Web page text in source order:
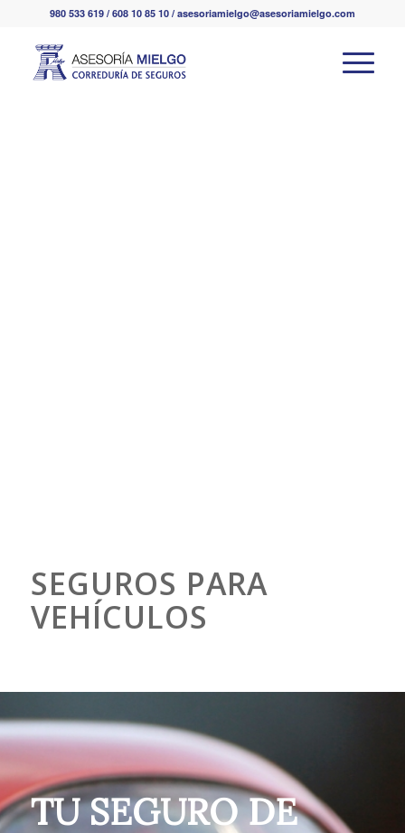
980 533 619 / 608 10 85 10 / asesoriamielgo@asesoriamielgo.com
SEGUROS PARA
VEHÍCULOS
TU SEGURO DE